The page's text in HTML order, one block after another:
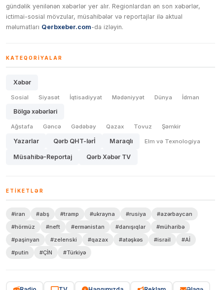
gündəlik yenilənən xəbərlər yer alır. Regionlardan ən son xəbərlər,
ictimai-sosial mövzular, müsahibələr və reportajlar ilə aktual
məlumatları Qerbxeber.com-da izləyin.
KATEQORIYALAR
Xəbər
Sosial Siyasət İqtisadiyyat Mədəniyyət Dünya İdman
Bölgə xəbərləri
Ağstafa Gəncə Gədəbəy Qazax Tovuz Şəmkir
Yazarlar Qərb QHT-lərİ Maraqlı Elm və Texnologiya
Müsahibə-Reportaj Qərb Xəbər TV
ETIKETLƏR
#iran #abş #tramp #ukrayna #rusiya
#azərbaycan
#hörmüz
#neft #ermənistan #danışıqlar
#müharibə
#paşinyan
#zelenski #qazax #atəşkəs #israil
#Aİ
#putin
#ÇİN #Türkiyə